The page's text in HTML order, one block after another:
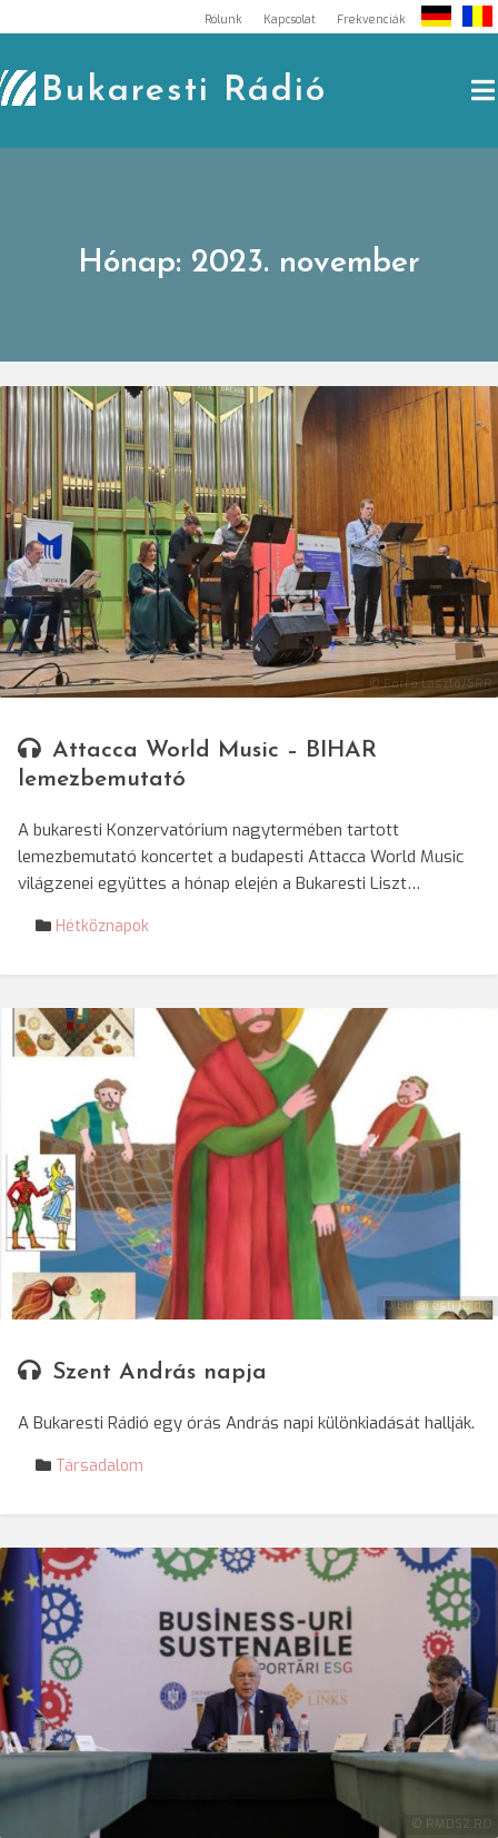
to
content
Rólunk Kapcsolat Frekvenciák
Bukaresti Rádió
Hónap: 2023. november
© Forró László/SRR
Attacca World Music – BIHAR
lemezbemutató
A bukaresti Konzervatórium nagytermében tartott
lemezbemutató koncertet a budapesti Attacca World Music
világzenei együttes a hónap elején a Bukaresti Liszt…
Hétköznapok
© Bukaresti Rádió
Szent András napja
A Bukaresti Rádió egy órás András napi különkiadását hallják.
Társadalom
© RMDSZ.RO